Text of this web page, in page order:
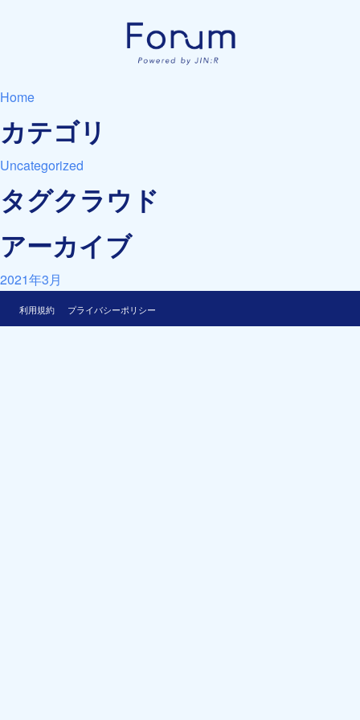
Home
カテゴリ
Uncategorized
タグクラウド
アーカイブ
2021年3月
利用規約 プライバシーポリシー